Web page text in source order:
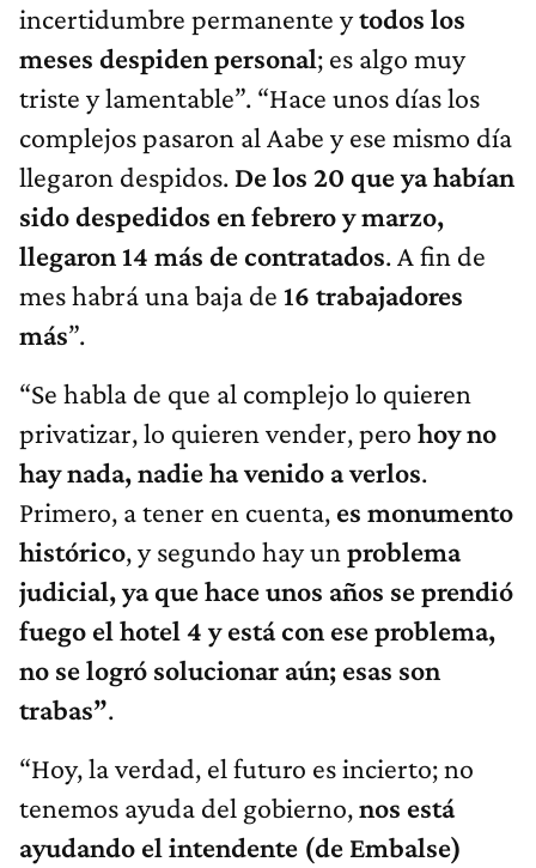
incertidumbre permanente ytodos los
meses despiden personal; es algo muy
triste y lamentable”. “Hace unos días los
complejos pasaron al Aabe y ese mismo día
llegaron despidos. De los 20 que ya habían
sido despedidos en febrero y marzo,
llegaron 14 más de contratados. A fin de
mes habrá una baja de 16 trabajadores
más”.
“Se habla de que al complejo lo quieren
privatizar, lo quieren vender, pero hoy no
hay nada, nadie ha venido a verlos.
Primero, a tener en cuenta, es monumento
histórico, y segundo hay un problema
judicial, ya que hace unos años se prendió
fuego el hotel 4 y está con ese problema,
no se logró solucionar aún; esas son
trabas”.
“Hoy, la verdad, el futuro es incierto; no
tenemos ayuda del gobierno,nos está
ayudando el intendente (de Embalse)